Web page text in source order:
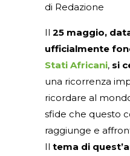
di Redazione
Il 25 maggio,
ufficialmente
Stati Africani, si
una ricorrenza
ricordare al
sfide che questo
raggiunge e
Il tema di